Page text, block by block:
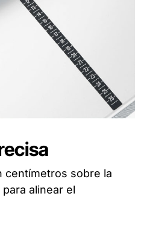
centímetros sobre la
alinear el